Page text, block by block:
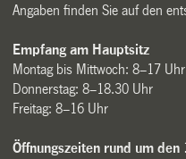
Angaben finden Sie auf den
Empfang am Hauptsitz
Montag bis Mittwoch: 8–17 Uhr
Donnerstag: 8–18.30 Uhr
Freitag: 8–16 Uhr
Öffnungszeiten rund um den